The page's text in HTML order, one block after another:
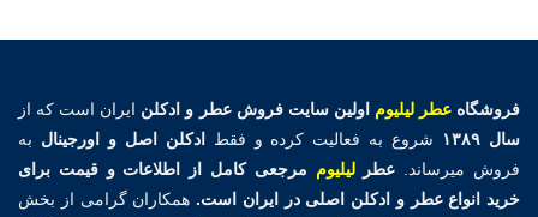
فروشگاهعطر لیلیوم اولین سایت فروش عطر و ادکلن ایران است که از
سال ۱۳۸۹
شروع به فعالیت کرده و فقط ادکلن اصل و اورجینال به
فروش میرساند. عطرلیلیوم مرجعی کامل از اطلاعات و قیمت برای
خرید انواع عطر و ادکلن اصلی در ایران است. همکاران گرامی از بخش